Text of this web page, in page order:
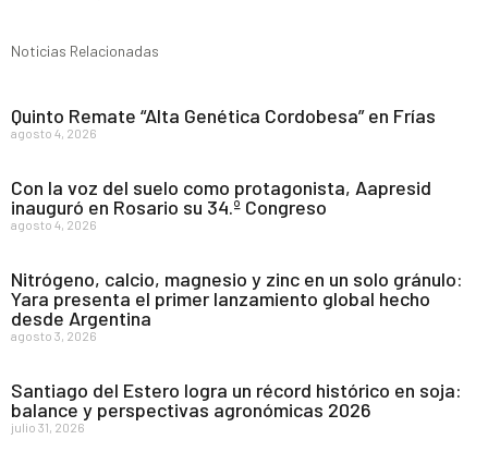
Noticias Relacionadas
Quinto Remate “Alta Genética Cordobesa” en Frías
agosto 4, 2026
Con la voz del suelo como protagonista, Aapresid
inauguró en Rosario su 34.º Congreso
agosto 4, 2026
Nitrógeno, calcio, magnesio y zinc en un solo gránulo:
Yara presenta el primer lanzamiento global hecho
desde Argentina
agosto 3, 2026
Santiago del Estero logra un récord histórico en soja:
balance y perspectivas agronómicas 2026
julio 31, 2026